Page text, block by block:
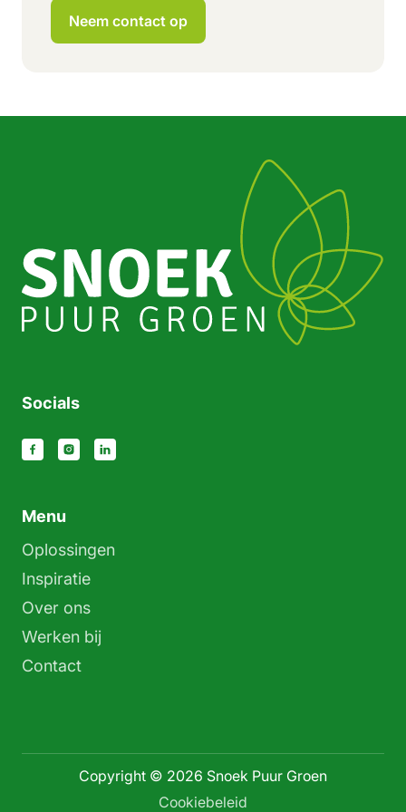
Neem contact op
Socials
Menu
Oplossingen
Inspiratie
Over ons
Werken bij
Contact
Copyright © 2026 Snoek Puur Groen
Cookiebeleid